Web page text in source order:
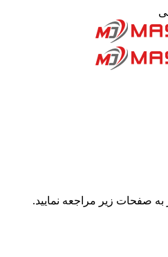
صفحات زیر مراجعه نمایید.